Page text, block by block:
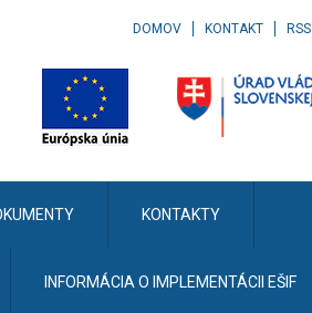
DOMOV KONTAKT RSS
KONTAKTY
INFORMÁCIA O IMPLEMENTÁCII EŠIF